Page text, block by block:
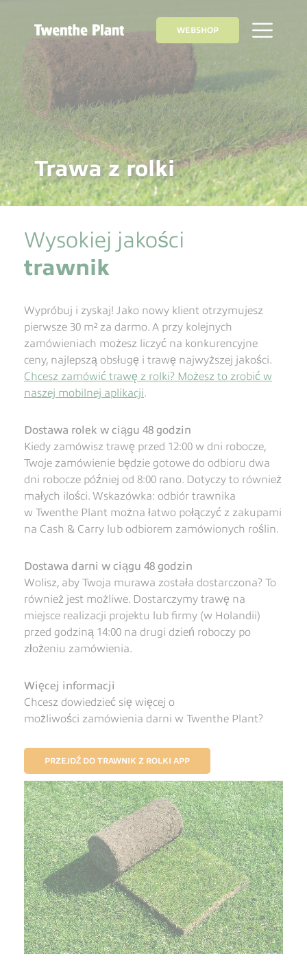
WEBSHOP
Trawa z rolki
Wysokiej jakości
trawnik
Wypróbuj i zyskaj! Jako nowy klient otrzymujesz
pierwsze 30 m² za darmo. A przy kolejnych
zamówieniach możesz liczyć na konkurencyjne
ceny, najlepszą obsługę i trawę najwyższej jakości.
Chcesz zamówić trawę z rolki? Możesz to zrobić w
naszej mobilnej aplikacji.
Dostawa rolek w ciągu 48 godzin
Kiedy zamówisz trawę przed 12:00 w dni robocze,
Twoje zamówienie będzie gotowe do odbioru dwa
dni robocze później od 8:00 rano. Dotyczy to również
małych ilości. Wskazówka: odbiór trawnika
w Twenthe Plant można łatwo połączyć z zakupami
na Cash & Carry lub odbiorem zamówionych roślin.
Dostawa darni w ciągu 48 godzin
Wolisz, aby Twoja murawa została dostarczona? To
również jest możliwe. Dostarczymy trawę na
miejsce realizacji projektu lub firmy (w Holandii)
przed godziną 14:00 na drugi dzień roboczy po
złożeniu zamówienia.
Więcej informacji
Chcesz dowiedzieć się więcej o
możliwości zamówienia darni w Twenthe Plant?
PRZEJDŹ DO TRAWNIK Z ROLKI APP